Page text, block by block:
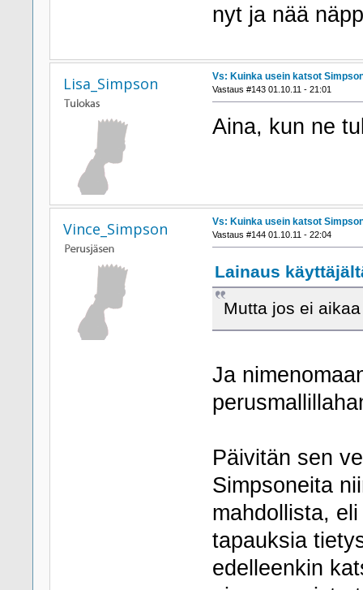
nyt ja nää
Lisa_Simpson Vs: Kuinka usein katsot
Vastaus #143 01.10.11 - 21:01
Aina, kun ne
Vince_Simpson Vs: Kuinka usein katsot
Vastaus #144 01.10.11 - 22:04
Lainaus
Mutta jos ei
Ja
Päivitän sen
Simpsoneita
mahdollista,
tapauksia
edelleenkin